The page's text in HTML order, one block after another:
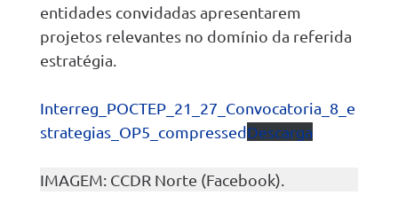
entidades convidadas apresentarem
projetos relevantes no domínio da referida
estratégia.
Interreg_POCTEP_21_27_Convocatoria_8_e
strategias_OP5_compressedDescarga
IMAGEM: CCDR Norte (Facebook).